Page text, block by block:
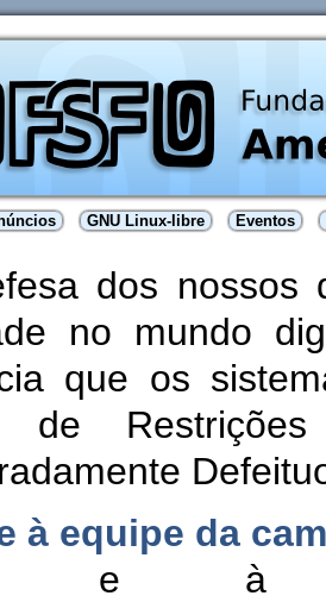
GNU Linux-libre Eventos
dos nossos
no mundo
que os
de
à equipe da
à